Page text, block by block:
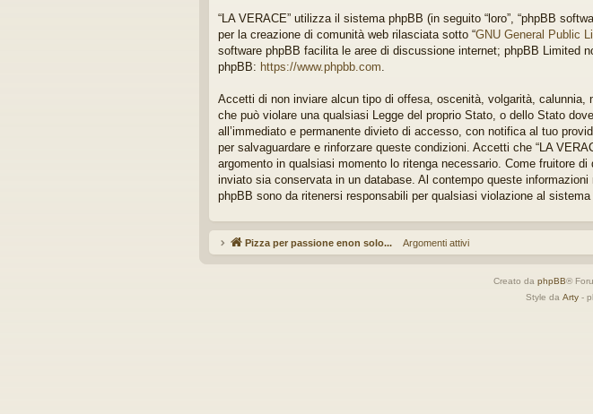
idi
“LA VERACE” utilizza il sistema phpBB (in seguito “loro”, “phpBB
per la creazione di comunità web rilasciata sotto “GNU General Public
software phpBB facilita le aree di discussione internet; phpBB Limited
phpBB: https://www.phpbb.com.
Accetti di non inviare alcun tipo di offesa, oscenità, volgarità,
che può violare una qualsiasi Legge del proprio Stato, o dello Stato
all’immediato e permanente divieto di accesso, con notifica al tuo
per salvaguardare e rinforzare queste condizioni. Accetti che “LA
argomento in qualsiasi momento lo ritenga necessario. Come fruitore
inviato sia conservata in un database. Al contempo queste
phpBB sono da ritenersi responsabili per qualsiasi violazione al
Argomenti attivi
Pizza per passione enon solo...
Creato da phpBB®
Style da Arty -